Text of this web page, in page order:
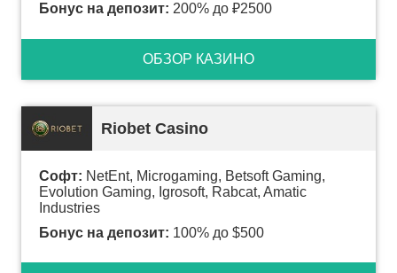
Бонус на депозит: 200% до ₽2500
ОБЗОР КАЗИНО
Riobet Casino
Софт: NetEnt, Microgaming, Betsoft Gaming,
Evolution Gaming, Igrosoft, Rabcat, Amatic
Industries
Бонус на депозит: 100% до $500